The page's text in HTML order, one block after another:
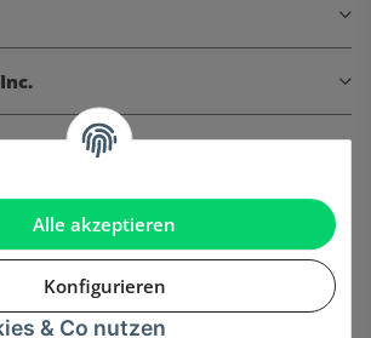
Alle akzeptieren
Konfigurieren
& Co nutzen